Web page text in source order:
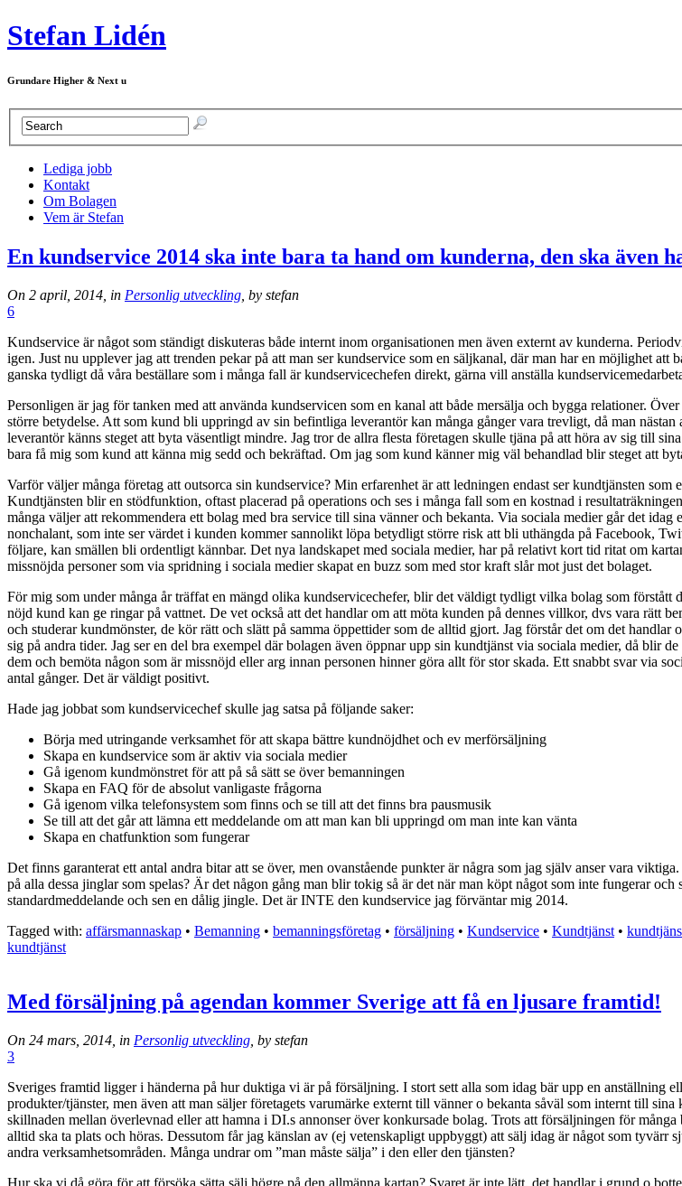
Stefan Lidén
Grundare Higher & Next u
Lediga jobb
Kontakt
Om Bolagen
Vem är Stefan
En kundservice 2014 ska inte bara ta hand om kunderna, den ska även
On 2 april, 2014, in Personlig utveckling , by stefan
6
Kundservice är något som ständigt diskuteras både internt inom organisationen men även externt av kunderna.
igen. Just nu upplever jag att trenden pekar på att man ser kundservice som en säljkanal, där man har en möjlighet
ganska tydligt då våra beställare som i många fall är kundservicechefen direkt, gärna vill anställa
Personligen är jag för tanken med att använda kundservicen som en kanal att både mersälja och bygga relationer.
större betydelse. Att som kund bli uppringd av sin befintliga leverantör kan många gånger vara trevligt, då man
leverantör känns steget att byta väsentligt mindre. Jag tror de allra flesta företagen skulle tjäna på att höra av sig till
bara få mig som kund att känna mig sedd och bekräftad. Om jag som kund känner mig väl behandlad blir steget att
Varför väljer många företag att outsorca sin kundservice? Min erfarenhet är att ledningen endast ser kundtjänsten
Kundtjänsten blir en stödfunktion, oftast placerad på operations och ses i många fall som en kostnad i
många väljer att rekommendera ett bolag med bra service till sina vänner och bekanta. Via sociala medier går det
nonchalant, som inte ser värdet i kunden kommer sannolikt löpa betydligt större risk att bli uthängda på Facebook,
följare, kan smällen bli ordentligt kännbar. Det nya landskapet med sociala medier, har på relativt kort tid ritat om
missnöjda personer som via spridning i sociala medier skapat en buzz som med stor kraft slår mot just det bolaget.
För mig som under många år träffat en mängd olika kundservicechefer, blir det väldigt tydligt vilka bolag som förstått
nöjd kund kan ge ringar på vattnet. De vet också att det handlar om att möta kunden på dennes villkor, dvs vara rätt
och studerar kundmönster, de kör rätt och slätt på samma öppettider som de alltid gjort. Jag förstår det om det
sig på andra tider. Jag ser en del bra exempel där bolagen även öppnar upp sin kundtjänst via sociala medier, då blir
dem och bemöta någon som är missnöjd eller arg innan personen hinner göra allt för stor skada. Ett snabbt svar via
antal gånger. Det är väldigt positivt.
Hade jag jobbat som kundservicechef skulle jag satsa på följande saker:
Börja med utringande verksamhet för att skapa bättre kundnöjdhet och ev merförsäljning
Skapa en kundservice som är aktiv via sociala medier
Gå igenom kundmönstret för att på så sätt se över bemanningen
Skapa en FAQ för de absolut vanligaste frågorna
Gå igenom vilka telefonsystem som finns och se till att det finns bra pausmusik
Se till att det går att lämna ett meddelande om att man kan bli uppringd om man inte kan vänta
Skapa en chatfunktion som fungerar
Det finns garanterat ett antal andra bitar att se över, men ovanstående punkter är några som jag själv anser vara
på alla dessa jinglar som spelas? Är det någon gång man blir tokig så är det när man köpt något som inte fungerar
standardmeddelande och sen en dålig jingle. Det är INTE den kundservice jag förväntar mig 2014.
Tagged with: affärsmannaskap • Bemanning • bemanningsföretag • försäljning • Kundservice • Kundtjänst •
kundtjänst
Med försäljning på agendan kommer Sverige att få en ljusare framtid!
On 24 mars, 2014, in Personlig utveckling , by stefan
3
Sveriges framtid ligger i händerna på hur duktiga vi är på försäljning. I stort sett alla som idag bär upp en anställning
produkter/tjänster, men även att man säljer företagets varumärke externt till vänner o bekanta såväl som internt till
skillnaden mellan överlevnad eller att hamna i DI.s annonser över konkursade bolag. Trots att försäljningen för
alltid ska ta plats och höras. Dessutom får jag känslan av (ej vetenskapligt uppbyggt) att sälj idag är något som
andra verksamhetsområden. Många undrar om ”man måste sälja” i den eller den tjänsten?